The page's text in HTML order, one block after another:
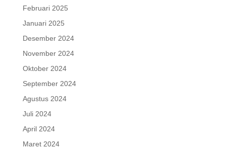
Februari 2025
Januari 2025
Desember 2024
November 2024
Oktober 2024
September 2024
Agustus 2024
Juli 2024
April 2024
Maret 2024